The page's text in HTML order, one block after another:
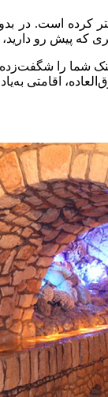
است. در بدو
که پیش رو دارید،
شما را
اقامتی